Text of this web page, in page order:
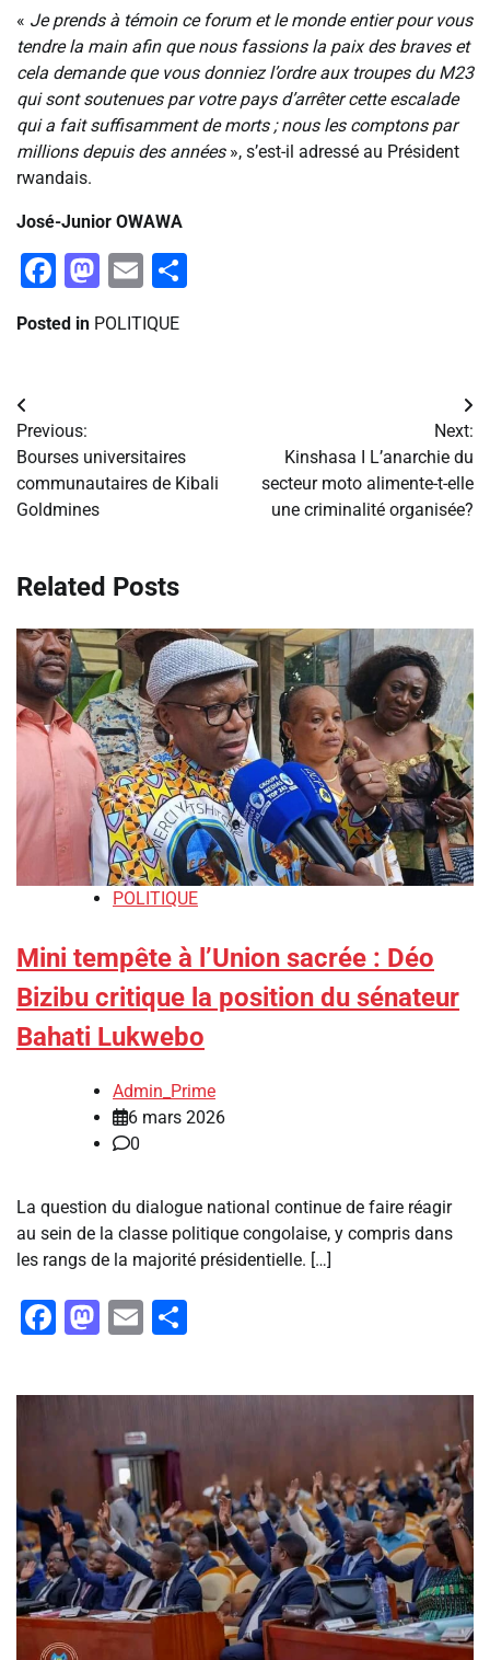
« Je prends à témoin ce forum et le monde entier pour vous
tendre la main afin que nous fassions la paix des braves et
cela demande que vous donniez l’ordre aux troupes du M23
qui sont soutenues par votre pays d’arrêter cette escalade
qui a fait suffisamment de morts ; nous les comptons par
millions depuis des années», s’est-il adressé au Président
rwandais.
José-Junior OWAWA
Facebook
Mastodon
Email
Posted in POLITIQUE
Navigation
de
l’article
Previous:
Bourses universitaires
communautaires de Kibali
Goldmines
Next:
Kinshasa I L’anarchie du
secteur moto alimente-t-elle
une criminalité organisée?
Related Posts
POLITIQUE
Mini tempête à l’Union sacrée : Déo
Bizibu critique la position du sénateur
Bahati Lukwebo
Admin_Prime
6 mars 2026
0
La question du dialogue national continue de faire réagir
au sein de la classe politique congolaise, y compris dans
les rangs de la majorité présidentielle. […]
Facebook
Mastodon
Email